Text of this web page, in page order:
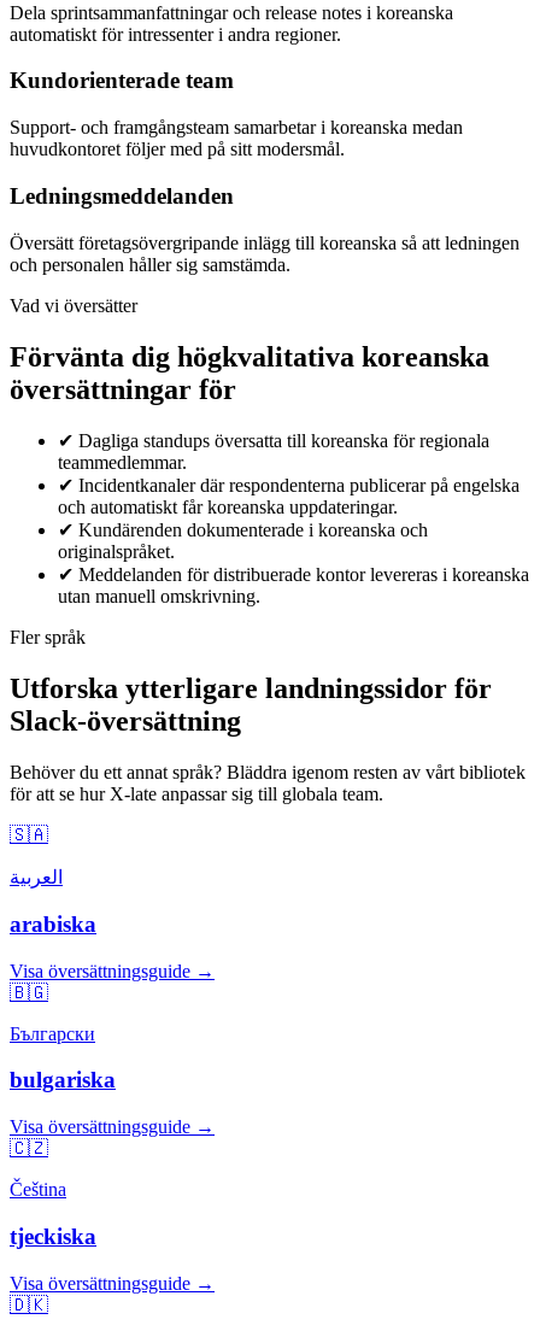
Dela sprintsammanfattningar och release notes i koreanska
automatiskt för intressenter i andra regioner.
Kundorienterade team
Support- och framgångsteam samarbetar i koreanska medan
huvudkontoret följer med på sitt modersmål.
Ledningsmeddelanden
Översätt företagsövergripande inlägg till koreanska så att ledningen
och personalen håller sig samstämda.
Vad vi översätter
Förvänta dig högkvalitativa koreanska
översättningar för
✔ Dagliga standups översatta till koreanska för regionala
teammedlemmar.
✔ Incidentkanaler där respondenterna publicerar på engelska
och automatiskt får koreanska uppdateringar.
✔ Kundärenden dokumenterade i koreanska och
originalspråket.
✔ Meddelanden för distribuerade kontor levereras i koreanska
utan manuell omskrivning.
Fler språk
Utforska ytterligare landningssidor för
Slack-översättning
Behöver du ett annat språk? Bläddra igenom resten av vårt bibliotek
för att se hur X-late anpassar sig till globala team.
🇸🇦
العربية
arabiska
Visa översättningsguide →
🇧🇬
Български
bulgariska
Visa översättningsguide →
🇨🇿
Čeština
tjeckiska
Visa översättningsguide →
🇩🇰